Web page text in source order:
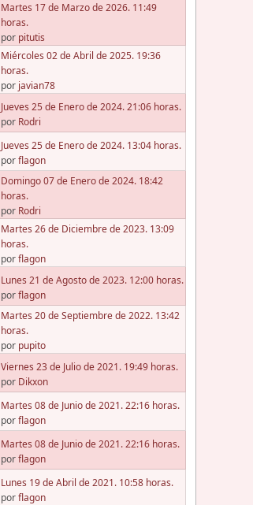
Martes 17 de Marzo de 2026. 11:49
horas.
por pitutis
Miércoles 02 de Abril de 2025. 19:36
horas.
por javian78
Jueves 25 de Enero de 2024. 21:06 horas.
por Rodri
Jueves 25 de Enero de 2024. 13:04 horas.
porflagon
Domingo 07 de Enero de 2024. 18:42
horas.
por Rodri
Martes 26 de Diciembre de 2023. 13:09
horas.
porflagon
Lunes 21 de Agosto de 2023. 12:00 horas.
porflagon
Martes 20 de Septiembre de 2022. 13:42
horas.
por pupito
Viernes 23 de Julio de 2021. 19:49 horas.
por Dikxon
Martes 08 de Junio de 2021. 22:16 horas.
porflagon
Martes 08 de Junio de 2021. 22:16 horas.
porflagon
Lunes 19 de Abril de 2021. 10:58 horas.
porflagon